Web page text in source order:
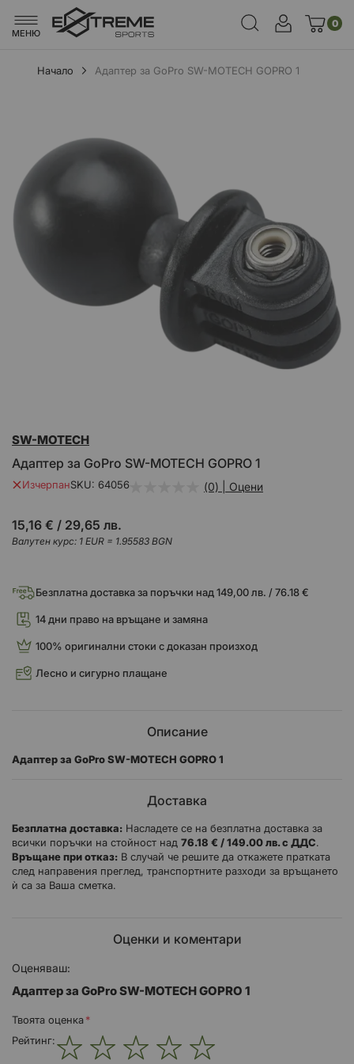
МЕНЮ
0
Начало
Адаптер за GoPro SW-MOTECH GOPRO 1
галерията
изображенията
към
на
галерия
Адаптер за GoPro SW-MOTECH GOPRO 1
SW-MOTECH
ИзчерпанSKU 64056 (0) | Оцени
15,16 € / 29,65 лв.
Валутен курс: 1 EUR = 1.95583 BGN
Безплатна доставка за поръчки над 149,00 лв. / 76.18 €
14 дни право на връщане и замяна
100% оригинални стоки с доказан произход
Лесно и сигурно плащане
Описание
Адаптер за GoPro SW-MOTECH GOPRO 1
Доставка
Безплатна доставка: Насладете се на безплатна доставка за
всички поръчки на стойност над 76.18 € / 149.00 лв. с ДДС.
Връщане при отказ: В случай че решите да откажете пратката
след направения преглед, транспортните разходи за връщането
ѝ са за Ваша сметка.
Оценки и коментари
Оценяваш:
Адаптер за GoPro SW-MOTECH GOPRO 1
Твоята оценка
Рейтинг: